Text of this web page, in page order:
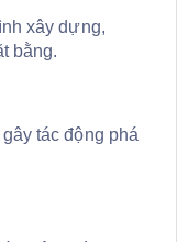
xây dựng,
bằng.
tác động phá